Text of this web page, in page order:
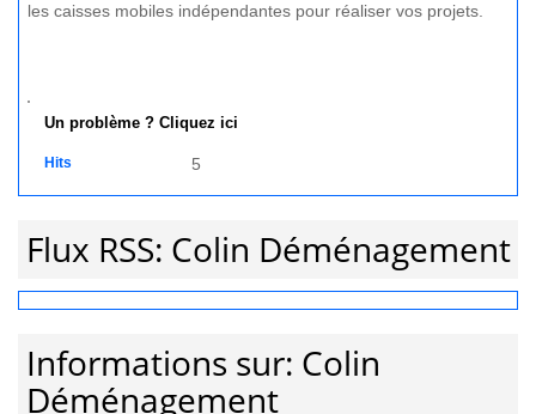
les caisses mobiles indépendantes pour réaliser vos projets.
Un problème ? Cliquez ici
Hits 5
Flux RSS: Colin Déménagement
Informations sur: Colin
Déménagement